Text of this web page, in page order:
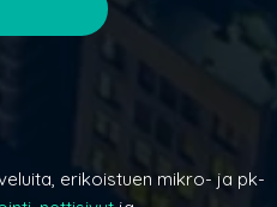
erikoistuen mikro- ja pk-